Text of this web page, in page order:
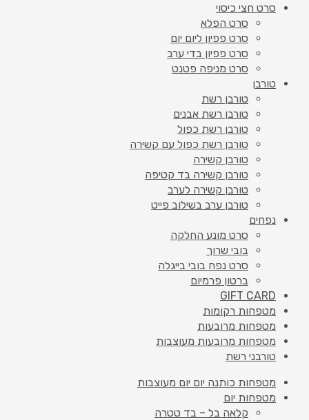
סרט חצי כיסוי
סרט הפלא
סרט פפיון ליום יום
סרט פפיון בדי ערב
סרט מניפה פטנט
טורבן
טורבן רשת
טורבן רשת אבנים
טורבן רשת כפול
טורבן רשת כפול עם קשירה
טורבן קשירה
טורבן קשירה בד קטיפה
טורבן קשירה לערב
טורבן ערב בשילוב פייט
נפחים
סרט מונע החלקה
בובי שרוך
סרט נפח בובי בייגלה
ברטון פרמיום
GIFT CARD
מטפחות רקומות
מטפחות מרובעות
מטפחות מרובעות מעוצבות
טורבני רשת
מטפחות כותנה יום יום מעוצבות
מטפחות יום
קלאה בל – בד טטרה